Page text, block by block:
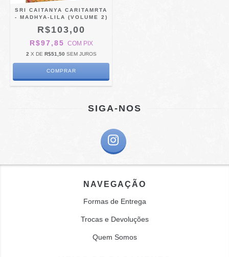
SRI CAITANYA CARITAMRTA
- MADHYA-LILA (VOLUME 2)
R$103,00
R$97,85 COM PIX
2 X DE R$51,50 SEM JUROS
SIGA-NOS
NAVEGAÇÃO
Formas de Entrega
Trocas e Devoluções
Quem Somos